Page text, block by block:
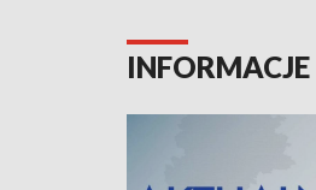
INFORMACJE